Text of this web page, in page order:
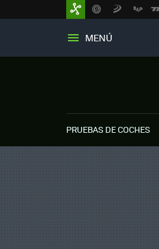
MENÚ
PRUEBAS DE COCHES